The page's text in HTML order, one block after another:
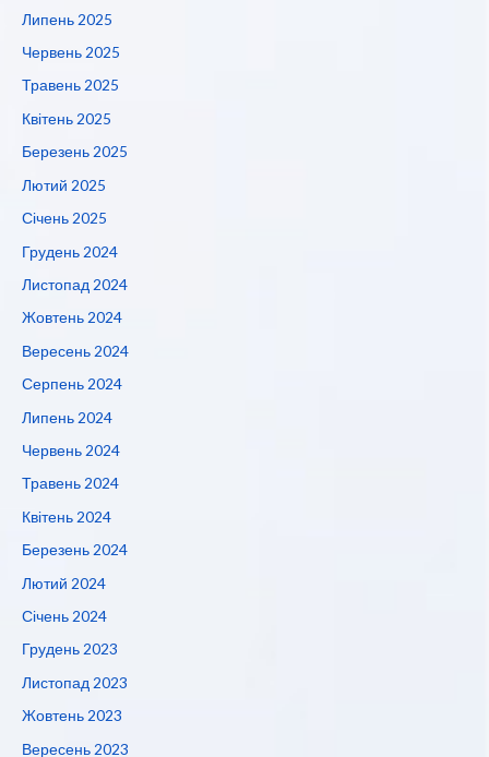
Липень 2025
Червень 2025
Травень 2025
Квітень 2025
Березень 2025
Лютий 2025
Січень 2025
Грудень 2024
Листопад 2024
Жовтень 2024
Вересень 2024
Серпень 2024
Липень 2024
Червень 2024
Травень 2024
Квітень 2024
Березень 2024
Лютий 2024
Січень 2024
Грудень 2023
Листопад 2023
Жовтень 2023
Вересень 2023